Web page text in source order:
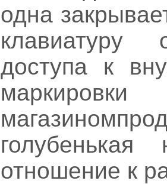
одна
клавиатуру
доступа к
отношение к